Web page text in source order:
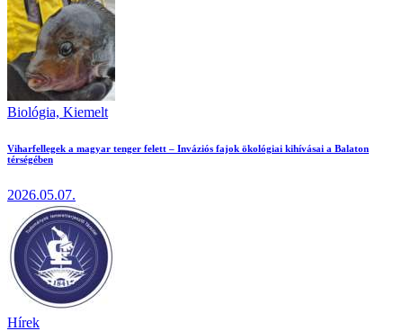
Biológia, Kiemelt
Viharfellegek a magyar tenger felett – Inváziós fajok ökológiai kihívásai a Balaton
térségében
2026.05.07.
Hírek